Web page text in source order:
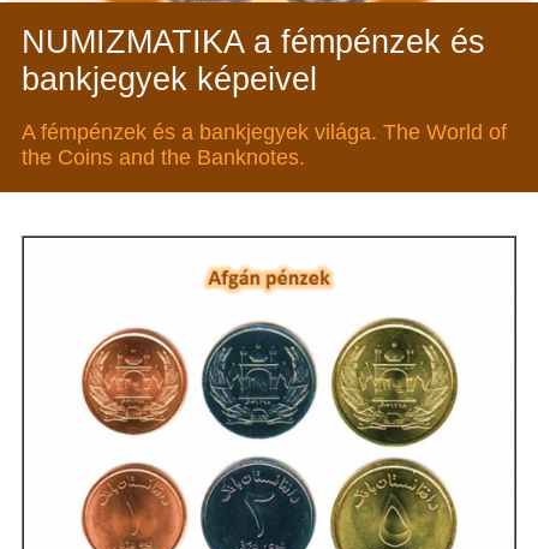
NUMIZMATIKA a fémpénzek és
bankjegyek képeivel
A fémpénzek és a bankjegyek világa. The World of
the Coins and the Banknotes.